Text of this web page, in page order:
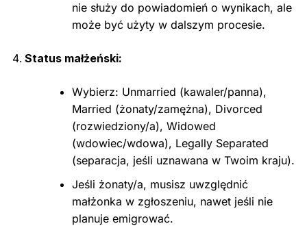
nie służy do powiadomień o wynikach, ale
może być użyty w dalszym procesie.
Status małżeński:
Wybierz: Unmarried (kawaler/panna),
Married (żonaty/zamężna), Divorced
(rozwiedziony/a), Widowed
(wdowiec/wdowa), Legally Separated
(separacja, jeśli uznawana w Twoim kraju).
Jeśli żonaty/a, musisz uwzględnić
małżonka w zgłoszeniu, nawet jeśli nie
planuje emigrować.